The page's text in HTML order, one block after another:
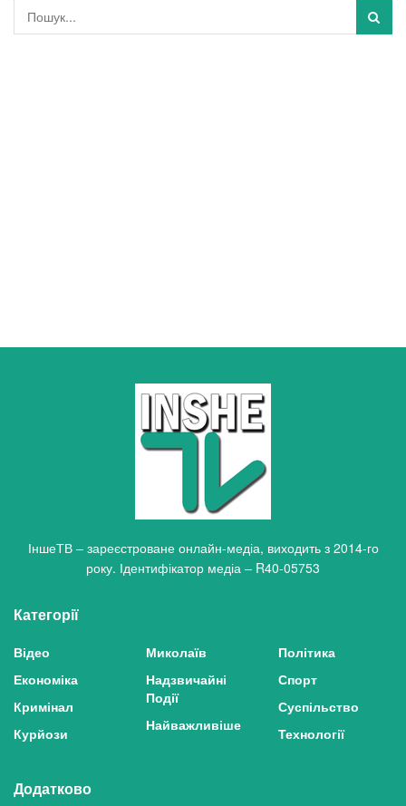
ІншеТВ – зареєстроване онлайн-медіа, виходить з 2014-го
року. Ідентифікатор медіа – R40-05753
Категорії
Відео
Економіка
Кримінал
Курйози
Миколаїв
Надзвичайні
Події
Найважливіше
Політика
Спорт
Суспільство
Технології
Додатково